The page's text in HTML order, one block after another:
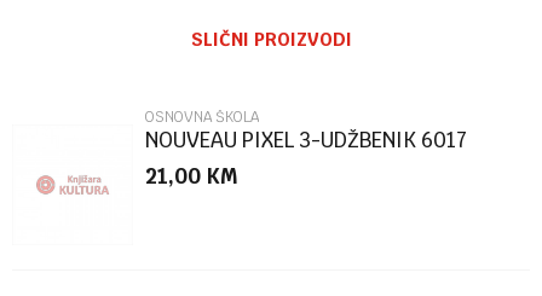
Poruka
SLIČNI PROIZVODI
OSNOVNA ŠKOLA
NOUVEAU PIXEL 3-UDŽBENIK 6017
21,00 KM